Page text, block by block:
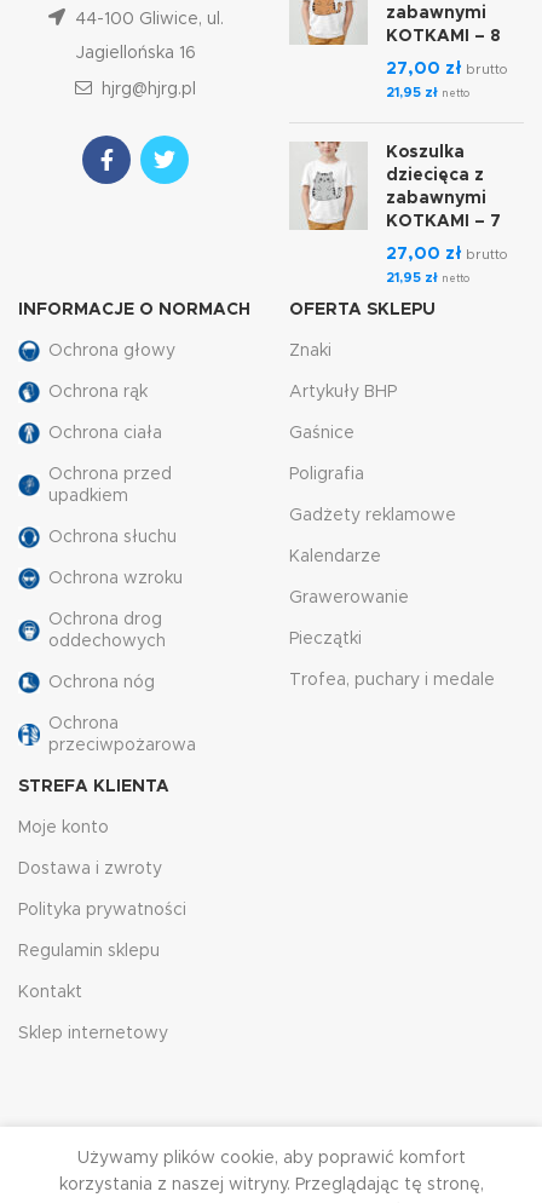
44-100 Gliwice, ul.
Jagiellońska 16
hjrg@hjrg.pl
zabawnymi
KOTKAMI – 8
27,00 zł brutto
21,95 zł netto
Koszulka
dziecięca z
zabawnymi
KOTKAMI – 7
27,00 zł brutto
21,95 zł netto
INFORMACJE O NORMACH
Ochrona głowy
Ochrona rąk
Ochrona ciała
Ochrona przed
upadkiem
Ochrona słuchu
Ochrona wzroku
Ochrona drog
oddechowych
Ochrona nóg
Ochrona
przeciwpożarowa
OFERTA SKLEPU
Znaki
Artykuły BHP
Gaśnice
Poligrafia
Gadżety reklamowe
Kalendarze
Grawerowanie
Pieczątki
Trofea, puchary i medale
STREFA KLIENTA
Moje konto
Dostawa i zwroty
Polityka prywatności
Regulamin sklepu
Kontakt
Sklep internetowy
Używamy plików cookie, aby poprawić komfort
korzystania z naszej witryny. Przeglądając tę ​​stronę,